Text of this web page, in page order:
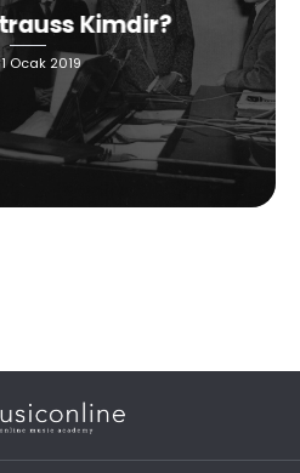
Kimdir?
Ocak 2019